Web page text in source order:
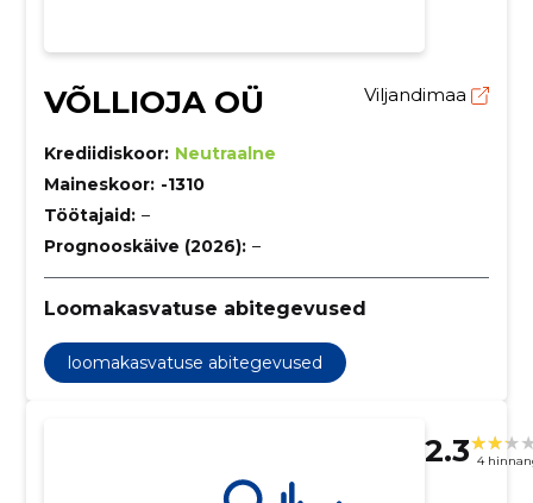
VÕLLIOJA OÜ Viljandimaa
Krediidiskoor: Neutraalne
Maineskoor: -1310
Töötajaid: –
Prognooskäive (2026): –
Loomakasvatuse abitegevused
loomakasvatuse abitegevused
2.3 4